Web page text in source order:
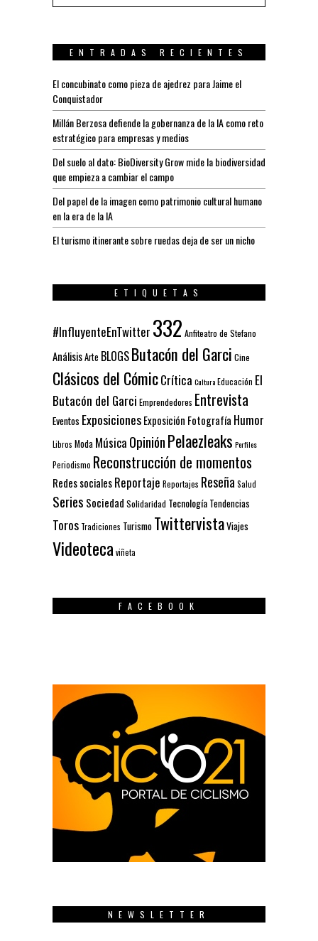
ENTRADAS RECIENTES
El concubinato como pieza de ajedrez para Jaime el
Conquistador
Millán Berzosa defiende la gobernanza de la IA como reto
estratégico para empresas y medios
Del suelo al dato: BioDiversity Grow mide la biodiversidad
que empieza a cambiar el campo
Del papel de la imagen como patrimonio cultural humano
en la era de la IA
El turismo itinerante sobre ruedas deja de ser un nicho
ETIQUETAS
#InfluyenteEnTwitter 332 Anfiteatro de Stefano
AnálisisArte BLOGSButacón del Garci Cine
Clásicos del CómicCrítica CulturaEducación El
Butacón del Garci Emprendedores Entrevista
Eventos ExposicionesExposición Fotografía Humor
Libros Moda Música OpiniónPelaezleaks Perfiles
Periodismo Reconstrucción de momentos
Redes socialesReportaje Reportajes Reseña Salud
Series Sociedad Solidaridad Tecnología Tendencias
Toros Tradiciones Turismo TwittervistaViajes
Videoteca viñeta
FACEBOOK
NEWSLETTER